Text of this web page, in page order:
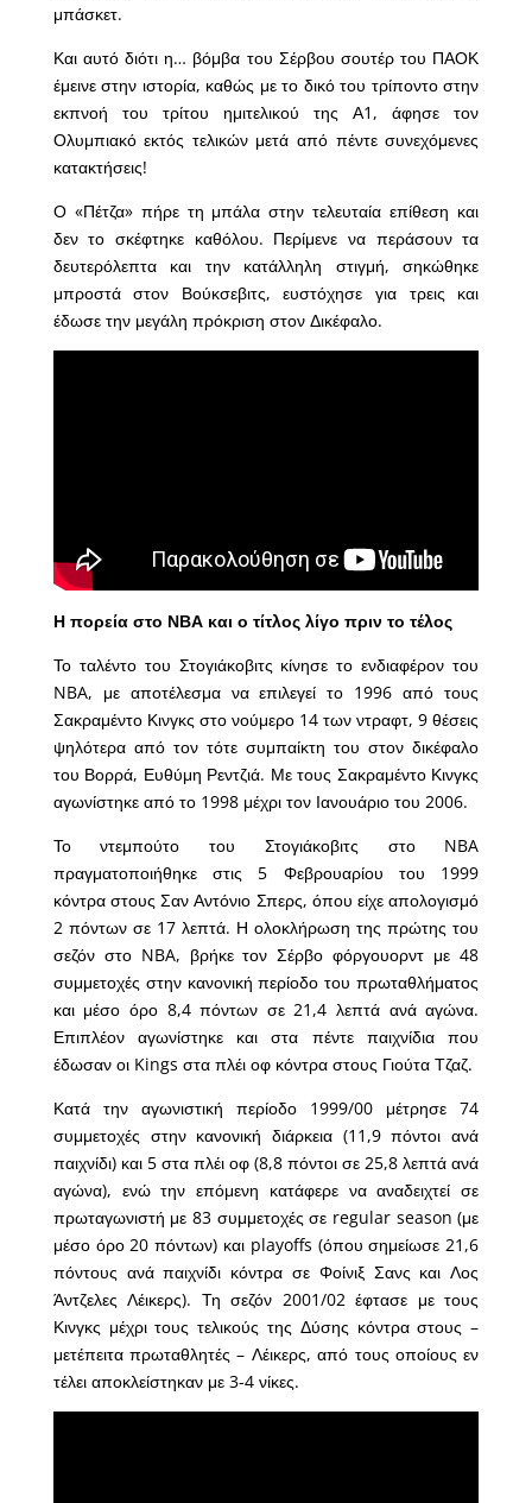
μπάσκετ.
Και αυτό διότι η… βόμβα του Σέρβου σουτέρ του ΠΑΟΚ
έμεινε στην ιστορία, καθώς με το δικό του τρίποντο στην
εκπνοή του τρίτου ημιτελικού της Α1, άφησε τον
Ολυμπιακό εκτός τελικών μετά από πέντε συνεχόμενες
κατακτήσεις!
Ο «Πέτζα» πήρε τη μπάλα στην τελευταία επίθεση και
δεν το σκέφτηκε καθόλου. Περίμενε να περάσουν τα
δευτερόλεπτα και την κατάλληλη στιγμή, σηκώθηκε
μπροστά στον Βούκσεβιτς, ευστόχησε για τρεις και
έδωσε την μεγάλη πρόκριση στον Δικέφαλο.
Η πορεία στο ΝΒΑ και ο τίτλος λίγο πριν το τέλος
Το ταλέντο του Στογιάκοβιτς κίνησε το ενδιαφέρον του
NBA, με αποτέλεσμα να επιλεγεί το 1996 από τους
Σακραμέντο Κινγκς στο νούμερο 14 των ντραφτ, 9 θέσεις
ψηλότερα από τον τότε συμπαίκτη του στον δικέφαλο
του Βορρά, Ευθύμη Ρεντζιά. Με τους Σακραμέντο Κινγκς
αγωνίστηκε από το 1998 μέχρι τον Ιανουάριο του 2006.
Το ντεμπούτο του Στογιάκοβιτς στο NBA
πραγματοποιήθηκε στις 5 Φεβρουαρίου του 1999
κόντρα στους Σαν Αντόνιο Σπερς, όπου είχε απολογισμό
2 πόντων σε 17 λεπτά. Η ολοκλήρωση της πρώτης του
σεζόν στο NBA, βρήκε τον Σέρβο φόργουορντ με 48
συμμετοχές στην κανονική περίοδο του πρωταθλήματος
και μέσο όρο 8,4 πόντων σε 21,4 λεπτά ανά αγώνα.
Επιπλέον αγωνίστηκε και στα πέντε παιχνίδια που
έδωσαν οι Kings στα πλέι οφ κόντρα στους Γιούτα Τζαζ.
Κατά την αγωνιστική περίοδο 1999/00 μέτρησε 74
συμμετοχές στην κανονική διάρκεια (11,9 πόντοι ανά
παιχνίδι) και 5 στα πλέι οφ (8,8 πόντοι σε 25,8 λεπτά ανά
αγώνα), ενώ την επόμενη κατάφερε να αναδειχτεί σε
πρωταγωνιστή με 83 συμμετοχές σε regular season (με
μέσο όρο 20 πόντων) και playoffs (όπου σημείωσε 21,6
πόντους ανά παιχνίδι κόντρα σε Φοίνιξ Σανς και Λος
Άντζελες Λέικερς). Τη σεζόν 2001/02 έφτασε με τους
Κινγκς μέχρι τους τελικούς της Δύσης κόντρα στους –
μετέπειτα πρωταθλητές – Λέικερς, από τους οποίους εν
τέλει αποκλείστηκαν με 3-4 νίκες.